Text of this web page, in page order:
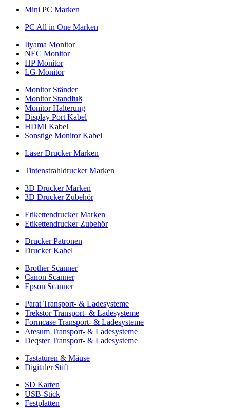
Mini PC Marken
PC All in One Marken
Iiyama Monitor
NEC Monitor
HP Monitor
LG Monitor
Monitor Ständer
Monitor Standfuß
Monitor Halterung
Display Port Kabel
HDMI Kabel
Sonstige Monitor Kabel
Laser Drucker Marken
Tintenstrahldrucker Marken
3D Drucker Marken
3D Drucker Zubehör
Etikettendrucker Marken
Etikettendrucker Zubehör
Drucker Patronen
Drucker Kabel
Brother Scanner
Canon Scanner
Epson Scanner
Parat Transport- & Ladesysteme
Trekstor Transport- & Ladesysteme
Formcase Transport- & Ladesysteme
Atesum Transport- & Ladesysteme
Deqster Transport- & Ladesysteme
Tastaturen & Mäuse
Digitaler Stift
SD Karten
USB-Stick
Festplatten